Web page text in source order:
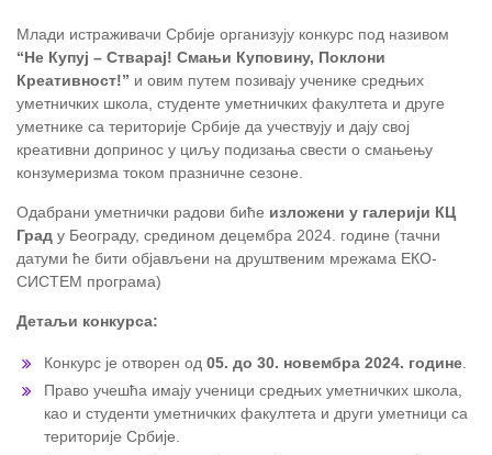
Млади истраживачи Србије организују конкурс под називом
“Не Купуј – Стварај! Смањи Куповину, Поклони
Креативност!” и овим путем позивају ученике средњих
уметничких школа, студенте уметничких факултета и друге
уметнике са територије Србије да учествују и дају свој
креативни допринос у циљу подизања свести о смањењу
конзумеризма током празничне сезоне.
Одабрани уметнички радови биће изложени у галерији КЦ
Град у Београду, средином децембра 2024. године (тачни
датуми ће бити објављени на друштвеним мрежама ЕКО-
СИСТЕМ програма)
Детаљи конкурса:
Конкурс је отворен од 05. до 30. новембра 2024. године.
Право учешћа имају ученици средњих уметничких школа,
као и студенти уметничких факултета и други уметници са
територије Србије.